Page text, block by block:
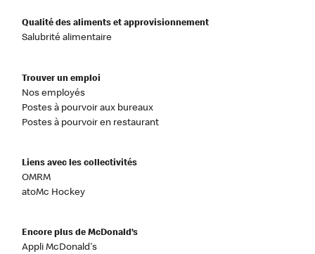
Qualité des aliments et approvisionnement
Salubrité alimentaire
Trouver un emploi
Nos employés
Postes à pourvoir aux bureaux
Postes à pourvoir en restaurant
Liens avec les collectivités
OMRM
atoMc Hockey
Encore plus de McDonald’s
Appli McDonald's